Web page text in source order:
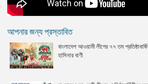
আপনার জন্য প্রস্তাবিত
বাংলাদেশ আওয়ামী লীগের ৭৭ তম
হাসিনার বাণী